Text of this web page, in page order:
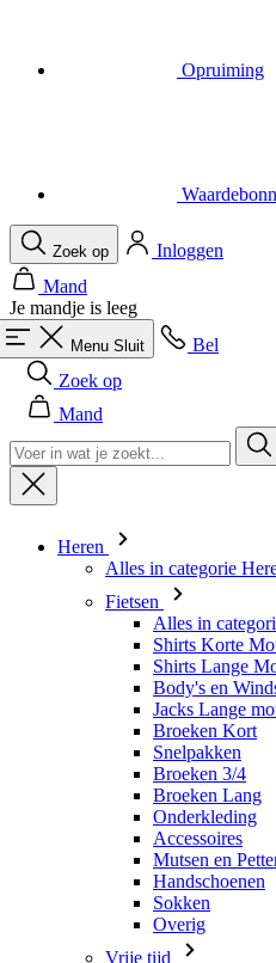
Je mandje is leeg
Menu Sluit
Bel
Zoek op
Mand
Heren
Alles in categorie
Shirts Lange
Body's en
Jacks Lange
Broeken Kort
Snelpakken
Broeken 3/4
Broeken Lang
Onderkleding
Accessoires
Mutsen en Petten
Handschoenen
Sokken
Overig
Vrije tijd
Alles in
T-shirts
Hoodie
Mutsen en Petten